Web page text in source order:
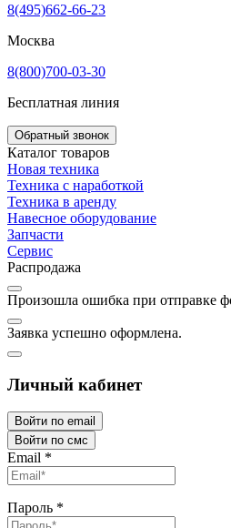
8(495)662-66-23
Москва
8(800)700-03-30
Бесплатная линия
Обратный звонок
Каталог товаров
Новая техника
Техника с наработкой
Техника в аренду
Навесное оборудование
Запчасти
Сервис
Распродажа
Произошла ошибка при отправке
Заявка успешно оформлена.
Личный кабинет
Войти по email
Войти по смс
Email *
Пароль *